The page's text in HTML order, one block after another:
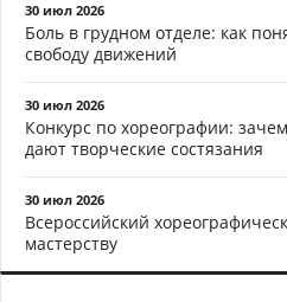
30 июл 2026
Боль в грудном отделе: как
свободу движений
30 июл 2026
Конкурс по хореографии:
дают творческие состязания
30 июл 2026
Всероссийский
мастерству